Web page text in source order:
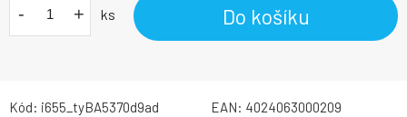
- + ks Do košíku
Kód: i655_tyBA5370d9ad EAN: 4024063000209